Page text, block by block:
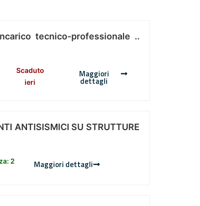
tecnico-professionale ..
Scaduto
ieri
Maggiori
dettagli
ANTISISMICI SU STRUTTURE
2 Maggiori dettagli